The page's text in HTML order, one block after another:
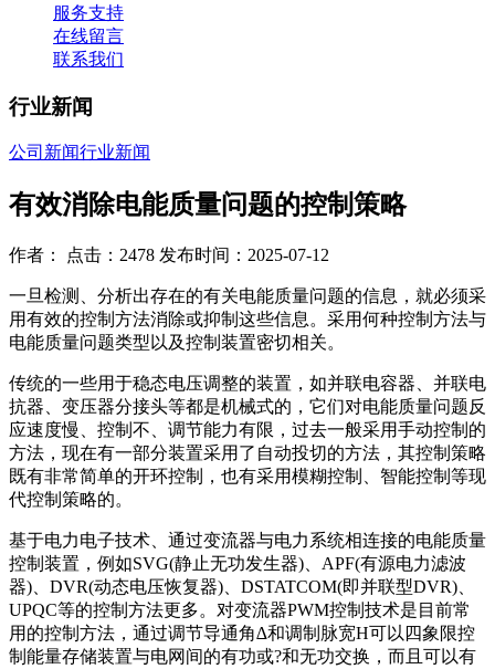
服务支持
在线留言
联系我们
行业新闻
公司新闻行业新闻
有效消除电能质量问题的控制策略
作者： 点击：2478 发布时间：2025-07-12
一旦检测、分析出存在的有关电能质量问题的信息，就必须采
用有效的控制方法消除或抑制这些信息。采用何种控制方法与
电能质量问题类型以及控制装置密切相关。
传统的一些用于稳态电压调整的装置，如并联电容器、并联电
抗器、变压器分接头等都是机械式的，它们对电能质量问题反
应速度慢、控制不、调节能力有限，过去一般采用手动控制的
方法，现在有一部分装置采用了自动投切的方法，其控制策略
既有非常简单的开环控制，也有采用模糊控制、智能控制等现
代控制策略的。
基于电力电子技术、通过变流器与电力系统相连接的电能质量
控制装置，例如SVG(静止无功发生器)、APF(有源电力滤波
器)、DVR(动态电压恢复器)、DSTATCOM(即并联型DVR)、
UPQC等的控制方法更多。对变流器PWM控制技术是目前常
用的控制方法，通过调节导通角∆和调制脉宽Η可以四象限控
制能量存储装置与电网间的有功或?和无功交换，而且可以有